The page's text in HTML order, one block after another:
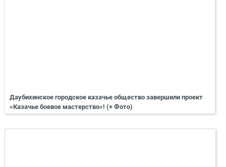
Даубихинское городское казачье общество завершили проект
«Казачье боевое мастерство»! (+ Фото)